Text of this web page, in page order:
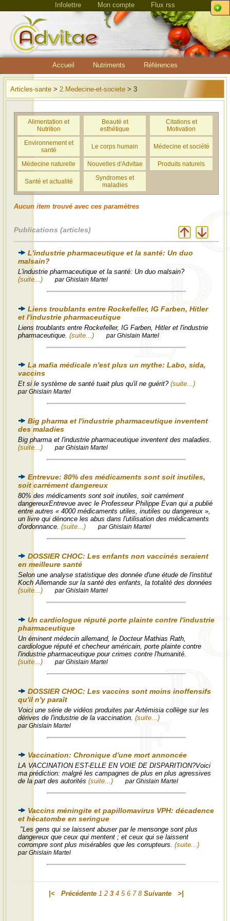
Infolettre Mon compte Flux rss
Accueil Nutriments Références
Articles-sante > 2.Medecine-et-societe > 3
Alimentation et
Nutrition
Beauté et
esthétique
Citations et
Motivation
Environnement et
santé
Le corps humain Médecine et société
Médecine naturelle Nouvelles d'Advitae Produits naturels
Santé et actualité
Syndromes et
maladies
Aucun item trouvé avec ces paramètres
Publications (articles)
L'industrie pharmaceutique et la santé: Un duo
malsain?
L'industrie pharmaceutique et la santé: Un duo malsain?
(suite...)
par Ghislain Martel
Liens troublants entre Rockefeller, IG Farben, Hitler
et l'industrie pharmaceutique
Liens troublants entre Rockefeller, IG Farben, Hitler et l'industrie
pharmaceutique. (suite...) par Ghislain Martel
La mafia médicale n'est plus un mythe: Labo, sida,
vaccins
Et si le système de santé tuait plus qu'il ne guérit? (suite...)
par Ghislain Martel
Big pharma et l'industrie pharmaceutique inventent
des maladies
Big pharma et l'industrie pharmaceutique inventent des maladies.
(suite...)
par Ghislain Martel
Entrevue: 80% des médicaments sont soit inutiles,
soit carrément dangereux
80% des médicaments sont soit inutiles, soit carrément
dangereuxEntrevue avec le Professeur Philippe Evan qui a publié
entre autres « 4000 médicaments utiles, inutiles ou dangereux »,
un livre qui dénonce les abus dans l'utilisation des médicaments
d'ordonnance. (suite...) par Ghislain Martel
DOSSIER CHOC: Les enfants non vaccinés seraient
en meilleure santé
Selon une analyse statistique des donnée d'une étude de l'institut
Koch Allemande sur la santé des enfants, la totalité des données
(suite...)
par Ghislain Martel
Un cardiologue réputé porte plainte contre l'industrie
pharmaceutique
Un éminent médecin allemand, le Docteur Mathias Rath,
cardiologue réputé et checheur américain, porte plainte contre
l'industrie pharmaceutique pour crimes contre l'humanité.
(suite...)
par Ghislain Martel
DOSSIER CHOC: Les vaccins sont moins inoffensifs
qu'il n'y paraît
Voici une série de vidéos produites par Artémisia collège sur les
dérives de l'industrie de la vaccination. (suite...)
par Ghislain Martel
Vaccination: Chronique d'une mort annoncée
LA VACCINATION EST-ELLE EN VOIE DE DISPARITION?Voici
ma prédiction: malgré les campagnes de plus en plus agressives
de la part des autorités (suite...) par Ghislain Martel
Vaccins méningite et papillomavirus VPH: décadence
et hécatombe en seringue
"Les gens qui se laissent abuser par le mensonge sont plus
dangereux que ceux qui mentent ; et ceux qui se laissent
corrompre sont plus misérables que les corrupteurs. (suite...)
par Ghislain Martel
|< Précédente 1 2 3 4 5 6 7 8 Suivante >|